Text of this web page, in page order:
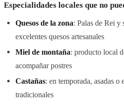
Especialidades locales que no
Quesos de la zona: Palas de Rei y
excelentes quesos artesanales
Miel de montaña: producto local
acompañar postres
Castañas: en temporada, asadas o
tradicionales